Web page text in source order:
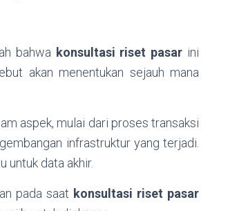
bahwa konsultasi riset pasar ini
akan menentukan sejauh mana
aspek, mulai dari proses transaksi
infrastruktur yang terjadi.
untuk data akhir.
pada saat konsultasi riset pasar